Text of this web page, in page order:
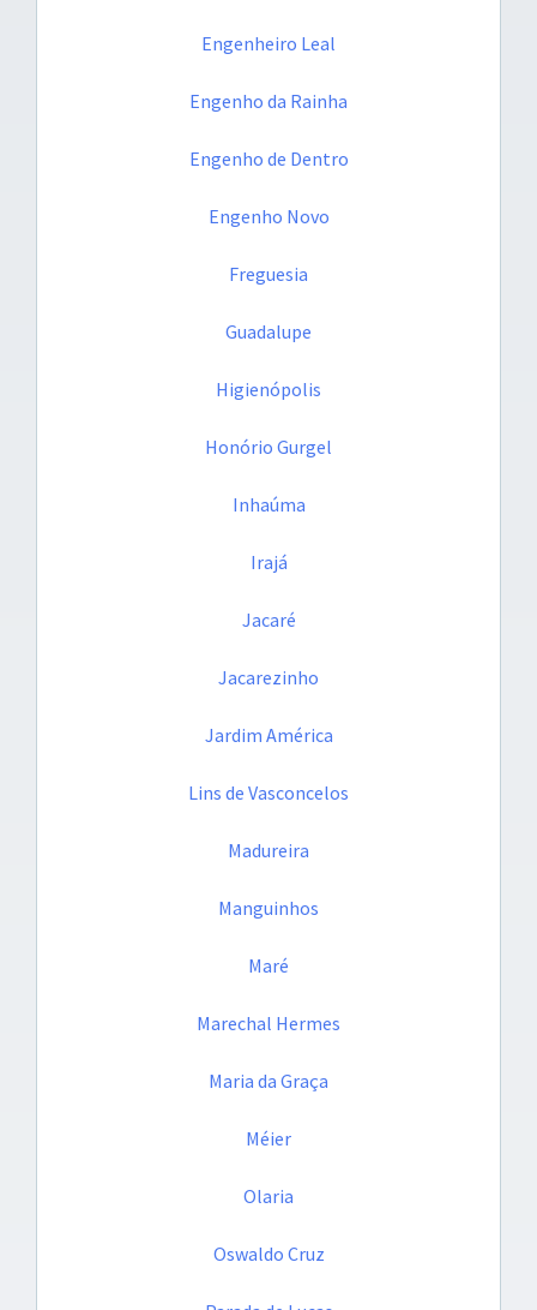
Engenheiro Leal
Engenho da Rainha
Engenho de Dentro
Engenho Novo
Freguesia
Guadalupe
Higienópolis
Honório Gurgel
Inhaúma
Irajá
Jacaré
Jacarezinho
Jardim América
Lins de Vasconcelos
Madureira
Manguinhos
Maré
Marechal Hermes
Maria da Graça
Méier
Olaria
Oswaldo Cruz